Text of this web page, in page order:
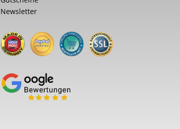
Newsletter